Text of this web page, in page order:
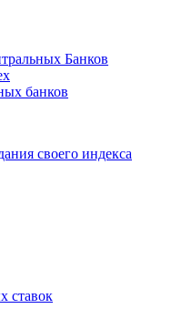
Банков
банков
своего индекса
ставок